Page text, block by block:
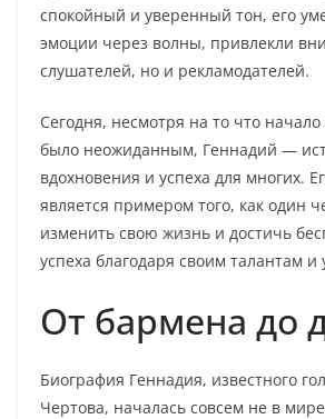
спокойный и уверенный тон, его
эмоции через волны, привлекли
слушателей, но и рекламодателей.
Сегодня, несмотря на то что
было неожиданным, Геннадий —
вдохновения и успеха для многих.
является примером того, как один
изменить свою жизнь и достичь
успеха благодаря своим талантам и
От бармена до
Биография Геннадия, известного
Чертова, началась совсем не в